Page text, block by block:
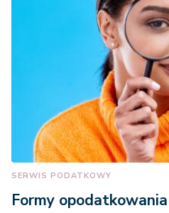
SERWIS PODATKOWY
Formy